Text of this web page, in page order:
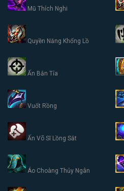
Mũ Thích Nghi
Quyền Năng Khổng Lồ
Ấn Bắn Tỉa
Vuốt Rồng
Ấn Võ Sĩ Lồng Sắt
Áo Choàng Thủy Ngân